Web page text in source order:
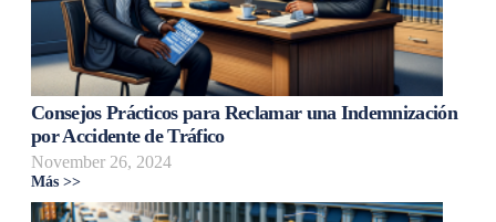
Consejos Prácticos para Reclamar una Indemnización
por Accidente de Tráfico
November 26, 2024
Más >>